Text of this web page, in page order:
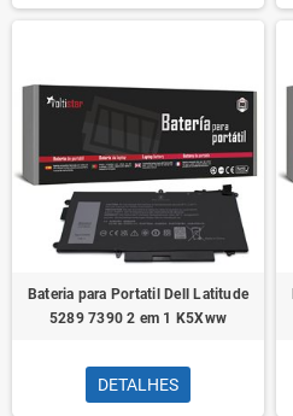
Bateria para Portatil Dell Latitude
5289 7390 2 em 1 K5Xww
DETALHES